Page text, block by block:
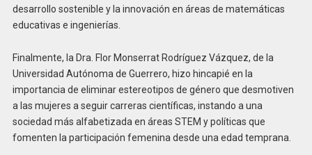
desarrollo sostenible y la innovación en áreas de matemáticas
educativas e ingenierías.
Finalmente, la Dra. Flor Monserrat Rodríguez Vázquez, de la
Universidad Autónoma de Guerrero, hizo hincapié en la
importancia de eliminar estereotipos de género que desmotiven
a las mujeres a seguir carreras científicas, instando a una
sociedad más alfabetizada en áreas STEM y políticas que
fomenten la participación femenina desde una edad temprana.